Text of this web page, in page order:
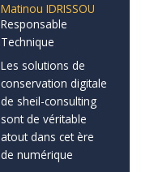
Matinou IDRISSOU
Responsable
Technique
Les solutions de
conservation digitale
de sheil-consulting
sont de véritable
atout dans cet ère
de numérique